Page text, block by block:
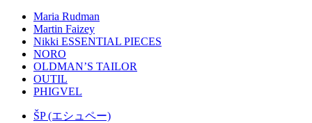
Maria Rudman
Martin Faizey
Nikki ESSENTIAL PIECES
NORO
OLDMAN’S TAILOR
OUTIL
PHIGVEL
ŠP (エシュペー)